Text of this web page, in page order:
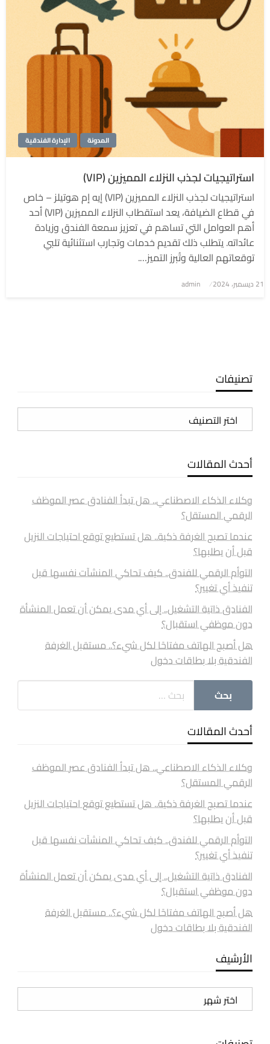
الإدارة الفندقية المدونة
استراتيجيات لجذب النزلاء المميزين (VIP)
استراتيجيات لجذب النزلاء المميزين (VIP) إيه إم هوتيلز – خاص
في قطاع الضيافة، يعد استقطاب النزلاء المميزين (VIP) أحد
أهم العوامل التي تساهم في تعزيز سمعة الفندق وزيادة
عائداته. يتطلب ذلك تقديم خدمات وتجارب استثنائية تلبي
توقعاتهم العالية وتُبرز التميز….
نُشر
21 ديسمبر، 2024 admin
تصنيفات
تصنيفات
أحدث المقالات
وكلاء الذكاء الاصطناعي.. هل تبدأ الفنادق عصر الموظف
الرقمي المستقل؟
عندما تصبح الغرفة ذكية.. هل تستطيع توقع احتياجات النزيل
قبل أن يطلبها؟
التوأم الرقمي للفندق.. كيف تحاكي المنشآت نفسها قبل
تنفيذ أي تغيير؟
الفنادق ذاتية التشغيل.. إلى أي مدى يمكن أن تعمل المنشأة
دون موظفي استقبال؟
هل أصبح الهاتف مفتاحًا لكل شيء؟.. مستقبل الغرفة
الفندقية بلا بطاقات دخول
أحدث المقالات
وكلاء الذكاء الاصطناعي.. هل تبدأ الفنادق عصر الموظف
الرقمي المستقل؟
عندما تصبح الغرفة ذكية.. هل تستطيع توقع احتياجات النزيل
قبل أن يطلبها؟
التوأم الرقمي للفندق.. كيف تحاكي المنشآت نفسها قبل
تنفيذ أي تغيير؟
الفنادق ذاتية التشغيل.. إلى أي مدى يمكن أن تعمل المنشأة
دون موظفي استقبال؟
هل أصبح الهاتف مفتاحًا لكل شيء؟.. مستقبل الغرفة
الفندقية بلا بطاقات دخول
الأرشيف
الأرشيف